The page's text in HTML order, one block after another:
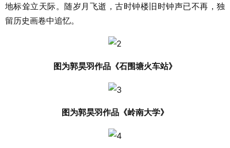
地标耸立天际。随岁月飞逝，古时钟楼旧时钟声已不再，独
留历史画卷中追忆。
图为郭昊羽作品《石围塘火车站》
图为郭昊羽作品《岭南大学》